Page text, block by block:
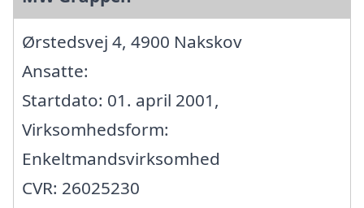
Ørstedsvej 4, 4900 Nakskov
Ansatte:
Startdato: 01. april 2001,
Virksomhedsform:
Enkeltmandsvirksomhed
CVR: 26025230